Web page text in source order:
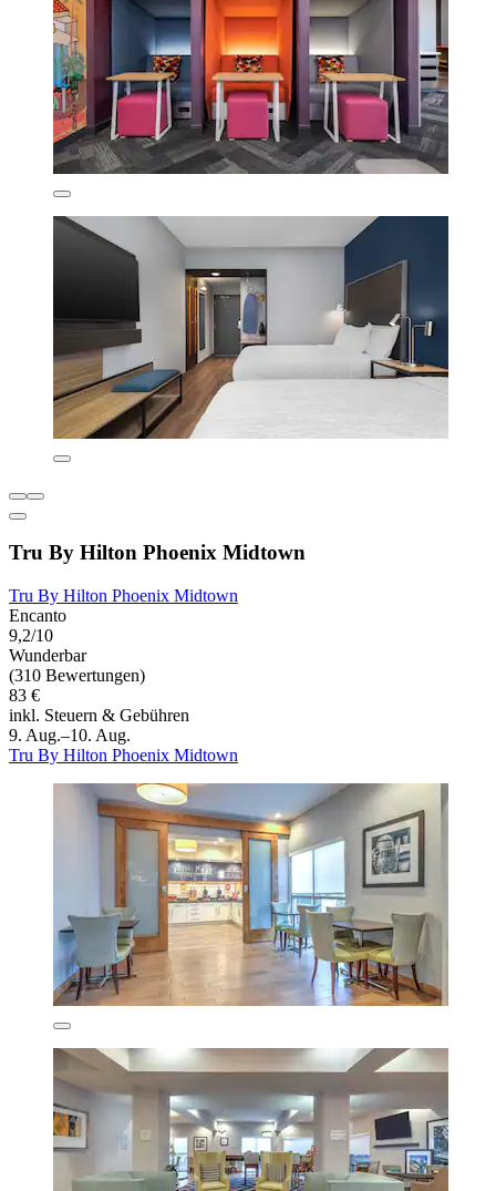
Tru By Hilton Phoenix Midtown
Tru By Hilton Phoenix Midtown
Encanto
9,2/10
Wunderbar
(310 Bewertungen)
83 €
inkl. Steuern & Gebühren
9. Aug.–10. Aug.
Tru By Hilton Phoenix Midtown